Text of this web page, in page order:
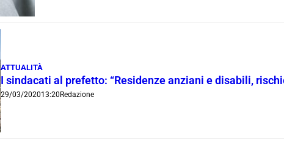
ATTUALITÀ
I sindacati al prefetto: “Residenze anziani e disabili,
29/03/202013:20 Redazione